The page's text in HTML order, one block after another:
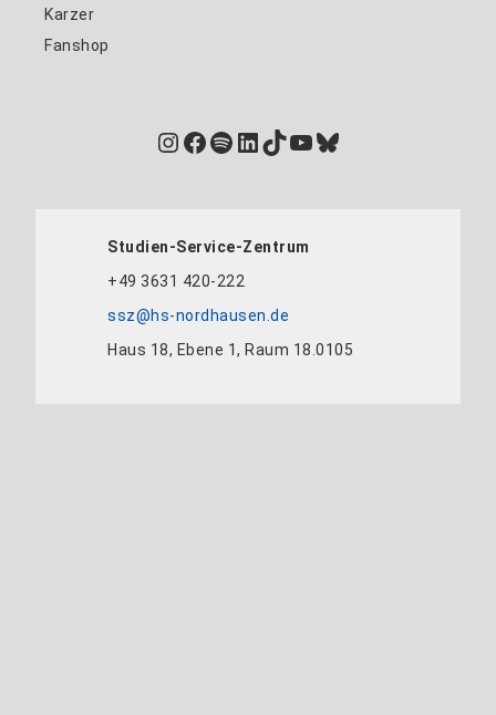
Karzer
Fanshop
Instagram
Facebook
Spotify
LinkedIn
TikTok
YouTube
Bluesky
Studien-Service-Zentrum
+49 3631 420-222
ssz@hs-nordhausen.de
Haus 18, Ebene 1, Raum 18.0105